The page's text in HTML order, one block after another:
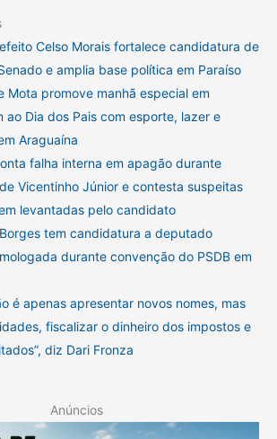
Celso Morais fortalece candidatura de
e amplia base política em Paraíso
Mota promove manhã especial em
ao Dia dos Pais com esporte, lazer e
Araguaína
falha interna em apagão durante
Vicentinho Júnior e contesta suspeitas
levantadas pelo candidato
tem candidatura a deputado
durante convenção do PSDB em
é apenas apresentar novos nomes, mas
fiscalizar o dinheiro dos impostos e
diz Dari Fronza
Anúncios